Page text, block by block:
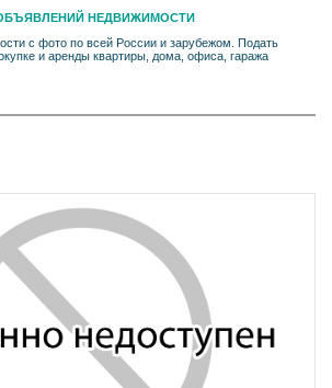
НЕДВИЖИМОСТИ
с фото по всей России и зарубежом. Подать
и аренды квартиры, дома, офиса, гаража